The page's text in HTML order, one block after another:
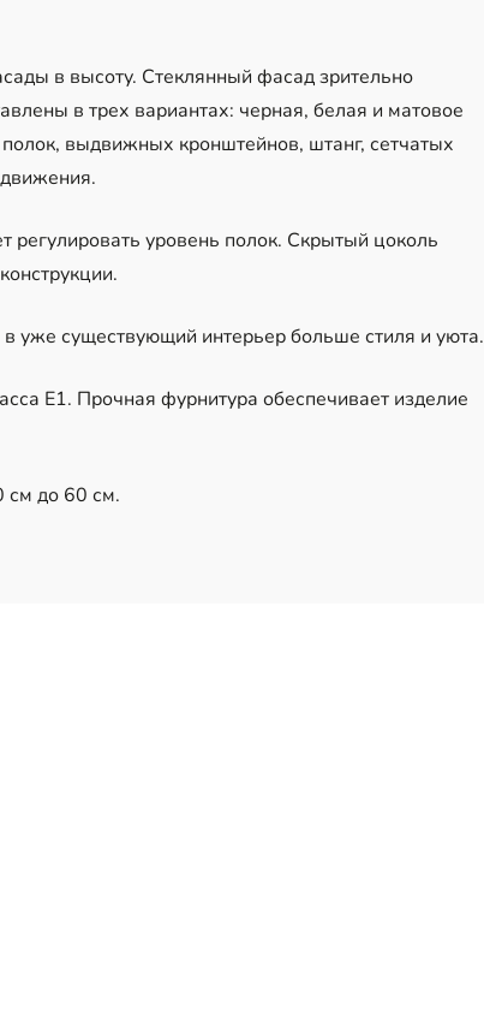
в высоту. Стеклянный фасад зрительно
в трех вариантах: черная, белая и матовое
выдвижных кронштейнов, штанг, сетчатых
уровень полок. Скрытый цоколь
уже существующий интерьер больше стиля и уюта.
Е1. Прочная фурнитура обеспечивает изделие
см до 60 см.